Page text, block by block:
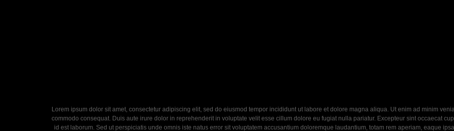
Lorem ipsum dolor sit amet, consectetur adipiscing elit, sed do eiusmod tempor incididunt ut labore et dolore magna aliqua. Ut enim ad minim
commodo consequat. Duis aute irure dolor in reprehenderit in voluptate velit esse cillum dolore eu fugiat nulla pariatur. Excepteur sint occaecat
id est laborum. Sed ut perspiciatis unde omnis iste natus error sit voluptatem accusantium doloremque laudantium, totam rem aperiam, eaque